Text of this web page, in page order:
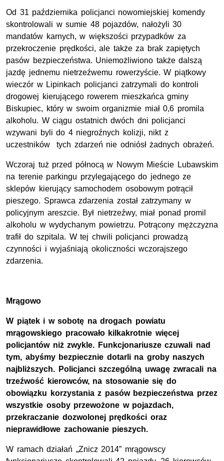
Od 31 października policjanci nowomiejskiej komendy
skontrolowali w sumie 48 pojazdów, nałożyli 30
mandatów karnych, w większości przypadków za
przekroczenie prędkości, ale także za brak zapiętych
pasów bezpieczeństwa. Uniemożliwiono także dalszą
jazdę jednemu nietrzeźwemu rowerzyście. W piątkowy
wieczór w Lipinkach policjanci zatrzymali do kontroli
drogowej kierującego rowerem mieszkańca gminy
Biskupiec, który w swoim organizmie miał 0,6 promila
alkoholu. W ciągu ostatnich dwóch dni policjanci
wzywani byli do 4 niegroźnych kolizji, nikt z
uczestników tych zdarzeń nie odniósł żadnych obrażeń.
Wczoraj tuż przed północą w Nowym Mieście Lubawskim
na terenie parkingu przylegającego do jednego ze
sklepów kierujący samochodem osobowym potrącił
pieszego. Sprawca zdarzenia został zatrzymany w
policyjnym areszcie. Był nietrzeźwy, miał ponad promil
alkoholu w wydychanym powietrzu. Potrącony mężczyzna
trafił do szpitala. W tej chwili policjanci prowadzą
czynności i wyjaśniają okoliczności wczorajszego
zdarzenia.
Mrągowo
W piątek i w sobotę na drogach powiatu
mrągowskiego pracowało kilkakrotnie więcej
policjantów niż zwykle. Funkcjonariusze czuwali nad
tym, abyśmy bezpiecznie dotarli na groby naszych
najbliższych. Policjanci szczególną uwagę zwracali na
trzeźwość kierowców, na stosowanie się do
obowiązku korzystania z pasów bezpieczeństwa przez
wszystkie osoby przewożone w pojazdach,
przekraczanie dozwolonej prędkości oraz
nieprawidłowe zachowanie pieszych.
W ramach działań „Znicz 2014” mrągowscy